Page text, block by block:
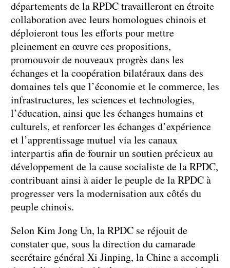
départements de la RPDC travailleront en étroite
collaboration avec leurs homologues chinois et
déploieront tous les efforts pour mettre
pleinement en œuvre ces propositions,
promouvoir de nouveaux progrès dans les
échanges et la coopération bilatéraux dans des
domaines tels que l’économie et le commerce, les
infrastructures, les sciences et technologies,
l’éducation, ainsi que les échanges humains et
culturels, et renforcer les échanges d’expérience
et l’apprentissage mutuel via les canaux
interpartis afin de fournir un soutien précieux au
développement de la cause socialiste de la RPDC,
contribuant ainsi à aider le peuple de la RPDC à
progresser vers la modernisation aux côtés du
peuple chinois.
Selon Kim Jong Un, la RPDC se réjouit de
constater que, sous la direction du camarade
secrétaire général Xi Jinping, la Chine a accompli